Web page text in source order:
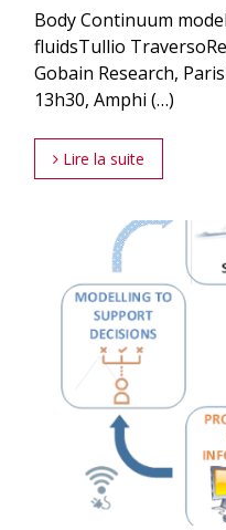
Body Continuum
fluidsTullio
Gobain Research,
13h30, Amphi (…)
Lire la suite